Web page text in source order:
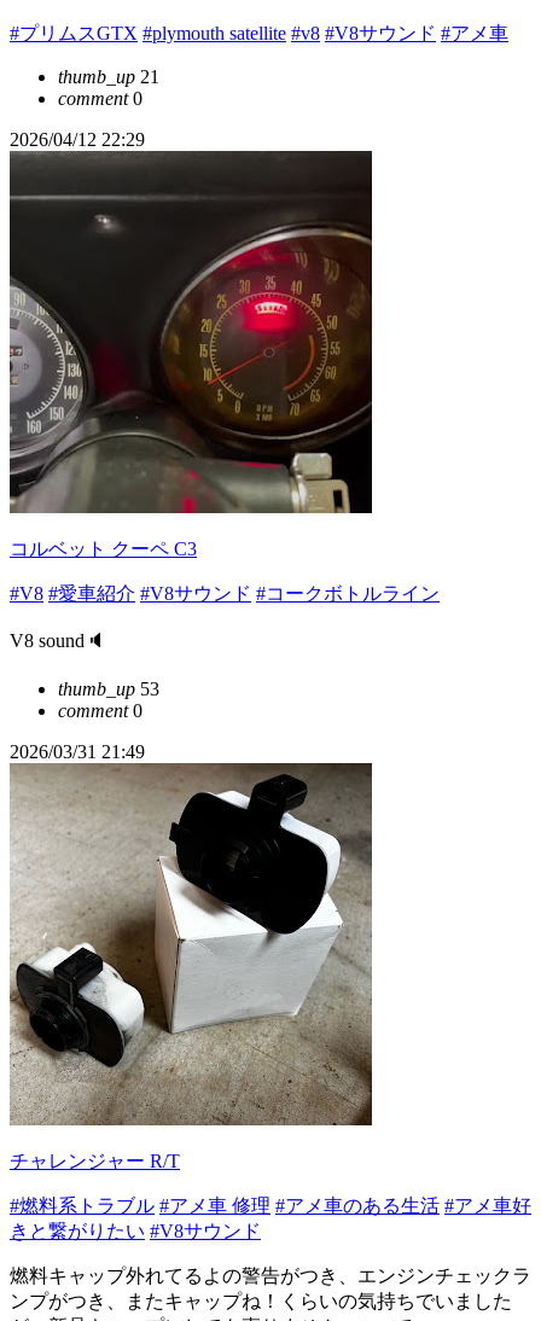
#プリムスGTX #plymouth satellite #v8 #V8サウンド #アメ車
thumb_up 21
comment0
2026/04/12 22:29
コルベット クーペ C3
#V8 #愛車紹介 #V8サウンド #コークボトルライン
V8 sound🔈
thumb_up 53
comment0
2026/03/31 21:49
チャレンジャー R/T
#燃料系トラブル #アメ車 修理 #アメ車のある生活 #アメ車好
きと繋がりたい #V8サウンド
燃料キャップ外れてるよの警告がつき、エンジンチェックラ
ンプがつき、またキャップね！くらいの気持ちでいました